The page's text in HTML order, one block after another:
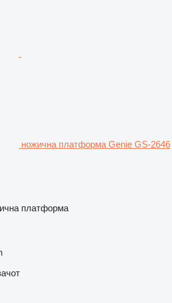
ножична платформа Genie GS-2646
платформа